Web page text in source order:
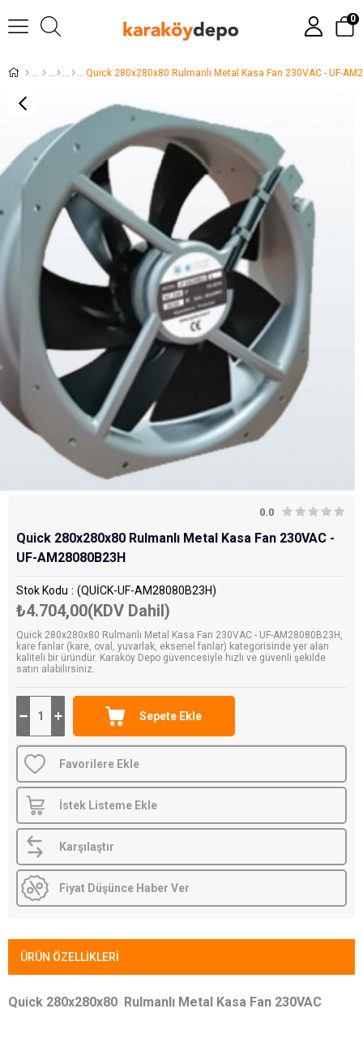
0
Quick 280x280x80 Rulmanlı Metal Kasa Fan 230VAC - UF-
0.0
Quick 280x280x80 Rulmanlı Metal Kasa Fan 230VAC -
UF-AM28080B23H
Stok Kodu (QUİCK-UF-AM28080B23H)
₺4.704,00(KDV Dahil)
Quick 280x280x80 Rulmanlı Metal Kasa Fan 230VAC - UF-AM28080B23H,
kare fanlar (kare, oval, yuvarlak, eksenel fanlar) kategorisinde yer alan
kaliteli bir üründür. Karaköy Depo güvencesiyle hızlı ve güvenli şekilde
satın alabilirsiniz.
Favorilere Ekle
İstek Listeme Ekle
Karşılaştır
Fiyat Düşünce Haber Ver
ÜRÜN ÖZELLIKLERI
Quick 280x280x80 Rulmanlı Metal Kasa Fan 230VAC